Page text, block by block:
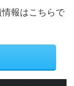
報はこちらで